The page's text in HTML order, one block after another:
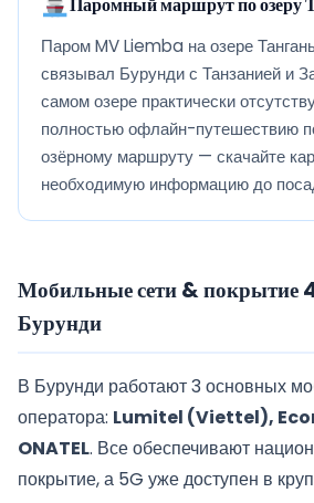
Паром MV Liemba на озере
связывал Бурунди с Танзанией и
самом озере практически
полностью офлайн-путешествию
озёрному маршруту — скачайте
необходимую информацию до
Мобильные сети & покрытие
Бурунди
В Бурунди работают 3 основных
оператора: Lumitel (Viettel),
ONATEL. Все обеспечивают
покрытие, а 5G уже доступен в